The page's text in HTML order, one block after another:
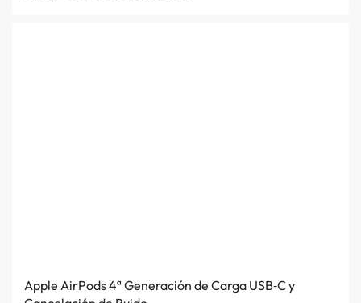
Apple AirPods 4ª Generación de Carga USB‑C y